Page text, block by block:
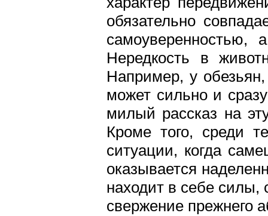
обязательно
Нередкость в
Например, у
может сильно и
милый рассказ на
Кроме того, среди
ситуации, когда
оказывается
находит в себе силы,
свержение прежнего